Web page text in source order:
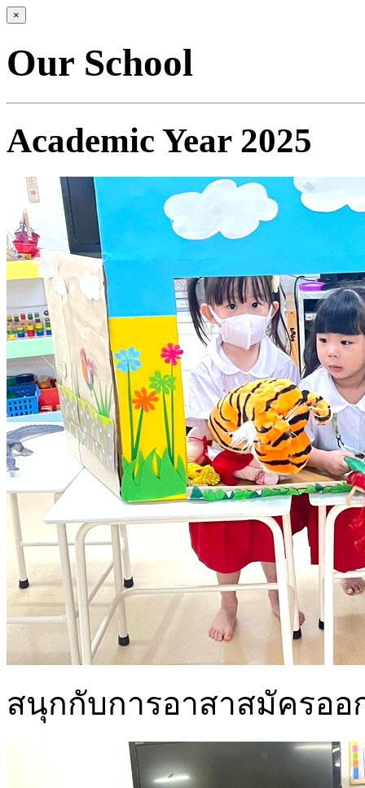
×
Our School
Academic Year 2025
สนุกกับการอาสาสมัครออ